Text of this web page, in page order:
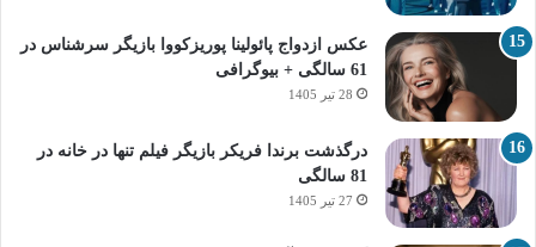
عکس ازدواج پائولینا پوریزکووا بازیگر سرشناس در
61 سالگی + بیوگرافی
28 تیر 1405
درگذشت برندا فریکر بازیگر فیلم تنها در خانه در
81 سالگی
27 تیر 1405